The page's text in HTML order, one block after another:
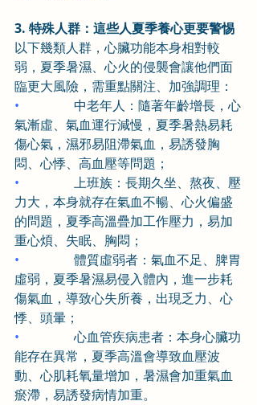
3. 特殊人群：這些人夏季養心更要警惕
以下幾類人群，心臟功能本身相對較
弱，夏季暑濕、心火的侵襲會讓他們面
臨更大風險，需重點關注、加強調理：
• 中老年人：隨著年齡增長，心
氣漸虛、氣血運行減慢，夏季暑熱易耗
傷心氣，濕邪易阻滯氣血，易誘發胸
悶、心悸、高血壓等問題；
• 上班族：長期久坐、熬夜、壓
力大，本身就存在氣血不暢、心火偏盛
的問題，夏季高溫疊加工作壓力，易加
重心煩、失眠、胸悶；
• 體質虛弱者：氣血不足、脾胃
虛弱，夏季暑濕易侵入體內，進一步耗
傷氣血，導致心失所養，出現乏力、心
悸、頭暈；
• 心血管疾病患者：本身心臟功
能存在異常，夏季高溫會導致血壓波
動、心肌耗氧量增加，暑濕會加重氣血
瘀滯，易誘發病情加重。